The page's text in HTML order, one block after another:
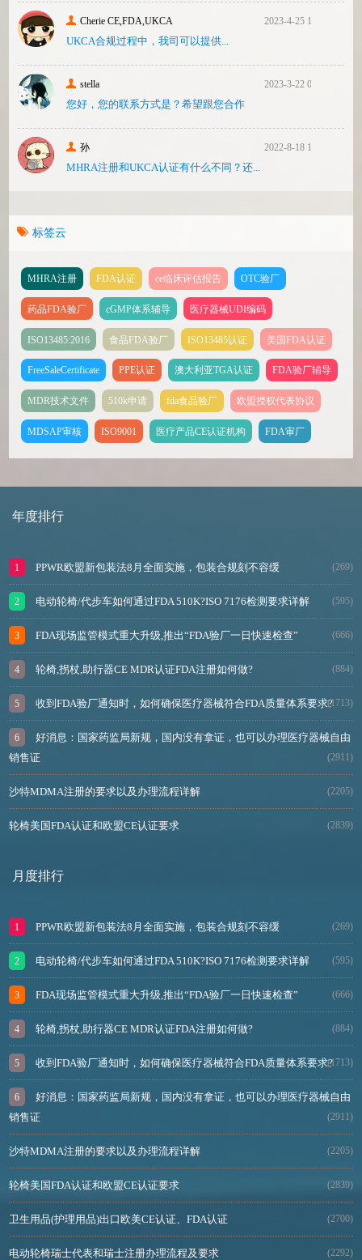
Cherie CE,FDA,UKCA 2023-4-25 16:24
UKCA合‮过规‬程中，我司可‮提以‬供...
stella 2023-3-22 08:31
您好，您的联系方式是？希望跟您合作
孙 2022-8-18 17:47
MHRA注册和UKCA认证有什么不同？还...
标签云
MHRA注册 FDA认证 ce临床评估报告 OTC验厂
药品FDA验厂 cGMP体系辅导 医疗器械UDI编码
ISO13485:2016 食品FDA验厂 ISO13485认证 美国FDA认证
FreeSaleCertificate PPE认证 澳大利亚TGA认证 FDA验厂辅导
MDR技术文件 510k申请 fda食品验厂 欧盟授权代表协议
MDSAP审核 ISO9001 医疗产品CE认证机构 FDA审厂
年度排行
PPWR欧盟新包装法8月全面实施，包装合规刻不容缓 (269)
电动轮椅/代步车如何通过FDA 510K?ISO 7176检测要求详解 (595)
FDA现场监管模式重大升级,推出“FDA验厂一日快速检查” (666)
轮椅,拐杖,助行器CE MDR认证FDA注册如何做? (884)
收到FDA验厂通知时，如何确保医疗器械符合FDA质量体系要求?(1713)
好消息：国家药监局新规，国内没有拿证，也可以办理医疗器械自由
销售证
(2911)
沙特MDMA注册的要求以及办理流程详解 (2205)
轮椅美国FDA认证和欧盟CE认证要求 (2839)
月度排行
PPWR欧盟新包装法8月全面实施，包装合规刻不容缓 (269)
电动轮椅/代步车如何通过FDA 510K?ISO 7176检测要求详解 (595)
FDA现场监管模式重大升级,推出“FDA验厂一日快速检查” (666)
轮椅,拐杖,助行器CE MDR认证FDA注册如何做? (884)
收到FDA验厂通知时，如何确保医疗器械符合FDA质量体系要求?(1713)
好消息：国家药监局新规，国内没有拿证，也可以办理医疗器械自由
销售证
(2911)
沙特MDMA注册的要求以及办理流程详解 (2205)
轮椅美国FDA认证和欧盟CE认证要求 (2839)
卫生用品(护理用品)出口欧美CE认证、FDA认证 (2700)
电动轮椅瑞士代表和瑞士注册办理流程及要求 (2292)